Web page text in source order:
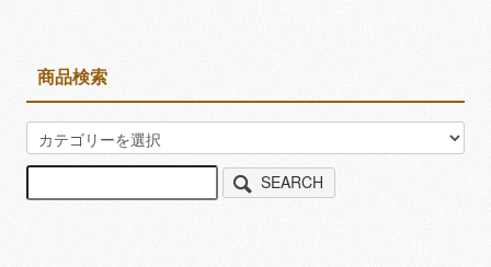
商品検索
SEARCH